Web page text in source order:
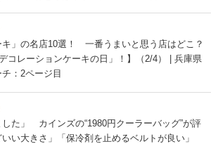
キ」の名店10選！ 一番うまいと思う店はどこ？
コレーションケーキの日」！】（2/4） | 兵庫県
：2ページ目
した」 カインズの“1980円クーラーバッグ”が評
い大きさ」「保冷剤を止めるベルトが良い」